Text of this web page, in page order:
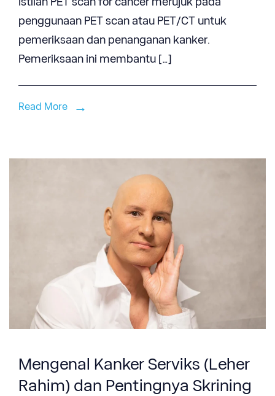
penggunaan PET scan atau PET/CT untuk
pemeriksaan dan penanganan kanker.
Pemeriksaan ini membantu […]
Read More
Mengenal Kanker Serviks (Leher
Rahim) dan Pentingnya Skrining